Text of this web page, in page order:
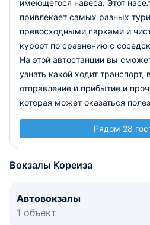
имеющегося навеса. Этот
привлекает самых разных
превосходными парками и
курорт по сравнению с
На этой автостанции вы
узнать какой ходит транспорт,
отправление и прибытие и
которая может оказаться
Рядом 28
Вокзалы Кореиза
Автовокзалы
1 объект